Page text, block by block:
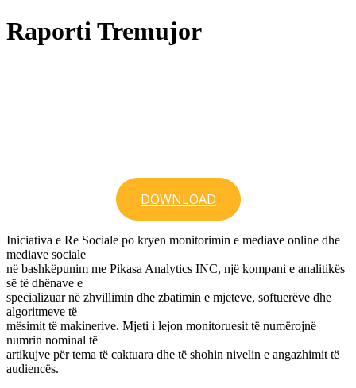
Raporti Tremujor
DOWNLOAD
Iniciativa e Re Sociale po kryen monitorimin e mediave online dhe
mediave sociale
në bashkëpunim me Pikasa Analytics INC, një kompani e analitikës
së të dhënave e
specializuar në zhvillimin dhe zbatimin e mjeteve, softuerëve dhe
algoritmeve të
mësimit të makinerive. Mjeti i lejon monitoruesit të numërojnë
numrin nominal të
artikujve për tema të caktuara dhe të shohin nivelin e angazhimit të
audiencës.